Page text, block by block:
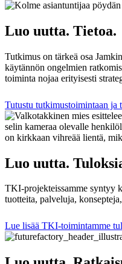
Luo uutta. Tietoa.
Tutkimus on tärkeä osa
käytännön ongelmien
toiminta nojaa erityisesti
Tutustu tutkimustoimintaan ja
Luo uutta.
TKI-projekteissamme syntyy
tuotteita, palveluja,
Lue lisää TKI-toimintamme